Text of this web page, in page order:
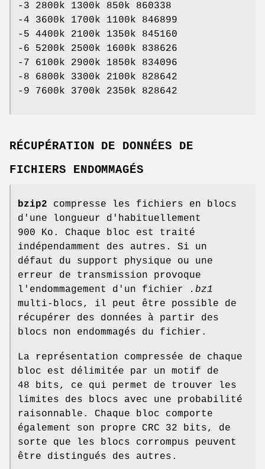
-3 2800k 1300k 850k 860338
-4 3600k 1700k 1100k 846899
-5 4400k 2100k 1350k 845160
-6 5200k 2500k 1600k 838626
-7 6100k 2900k 1850k 834096
-8 6800k 3300k 2100k 828642
-9 7600k 3700k 2350k 828642
RÉCUPÉRATION DE DONNÉES DE
FICHIERS ENDOMMAGÉS
bzip2 compresse les fichiers en blocs
d'une longueur d'habituellement
900 Ko. Chaque bloc est traité
indépendamment des autres. Si un
défaut du support physique ou une
erreur de transmission provoque
l'endommagement d'un fichier
.bz1
multi-blocs, il peut être possible de
récupérer des données à partir des
blocs non endommagés du fichier.
La représentation compressée de chaque
bloc est délimitée par un motif de
48 bits, ce qui permet de trouver les
limites des blocs avec une probabilité
raisonnable. Chaque bloc comporte
également son propre CRC 32 bits, de
sorte que les blocs corrompus peuvent
être distingués des autres.